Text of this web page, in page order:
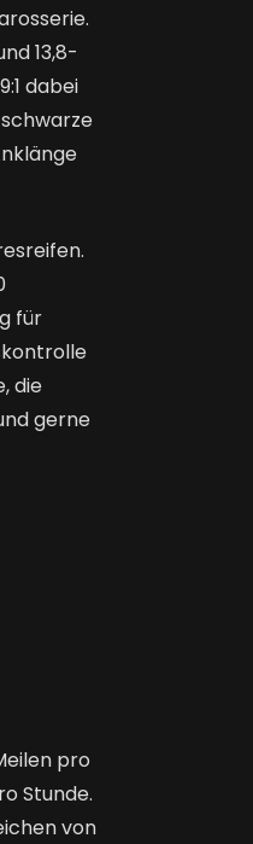
13,8-
dabei
für
die
gerne
pro
Stunde.
von